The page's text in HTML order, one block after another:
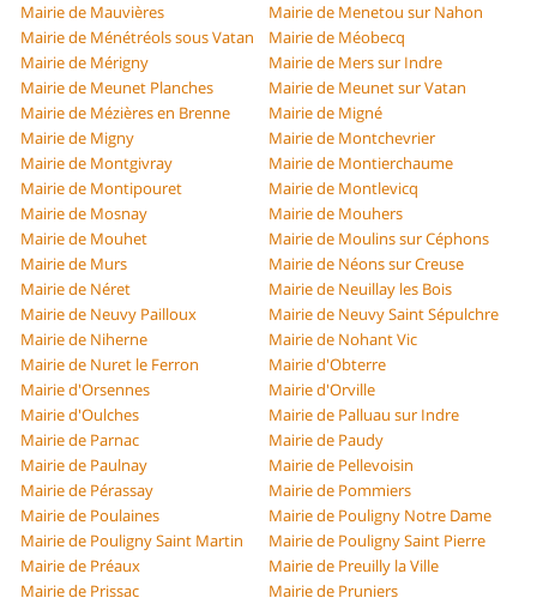
Mairie de Mauvières
Mairie de Menetou sur Nahon
Mairie de Ménétréols sous Vatan
Mairie de Méobecq
Mairie de Mérigny
Mairie de Mers sur Indre
Mairie de Meunet Planches
Mairie de Meunet sur Vatan
Mairie de Mézières en Brenne
Mairie de Migné
Mairie de Migny
Mairie de Montchevrier
Mairie de Montgivray
Mairie de Montierchaume
Mairie de Montipouret
Mairie de Montlevicq
Mairie de Mosnay
Mairie de Mouhers
Mairie de Mouhet
Mairie de Moulins sur Céphons
Mairie de Murs
Mairie de Néons sur Creuse
Mairie de Néret
Mairie de Neuillay les Bois
Mairie de Neuvy Pailloux
Mairie de Neuvy Saint Sépulchre
Mairie de Niherne
Mairie de Nohant Vic
Mairie de Nuret le Ferron
Mairie d'Obterre
Mairie d'Orsennes
Mairie d'Orville
Mairie d'Oulches
Mairie de Palluau sur Indre
Mairie de Parnac
Mairie de Paudy
Mairie de Paulnay
Mairie de Pellevoisin
Mairie de Pérassay
Mairie de Pommiers
Mairie de Poulaines
Mairie de Pouligny Notre Dame
Mairie de Pouligny Saint Martin
Mairie de Pouligny Saint Pierre
Mairie de Préaux
Mairie de Preuilly la Ville
Mairie de Prissac
Mairie de Pruniers